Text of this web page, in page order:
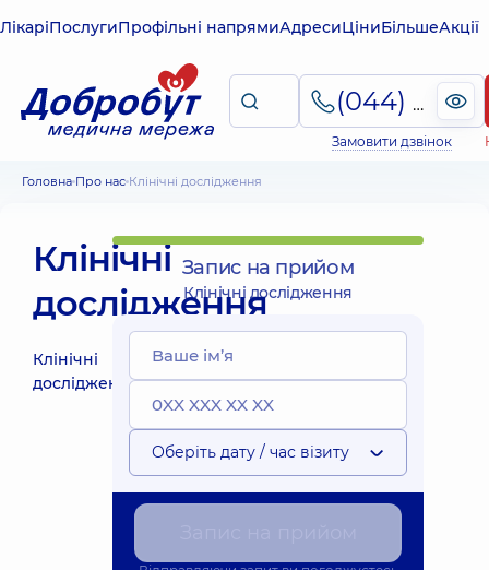
ЛікаріПослугиПрофільні напрямиАдресиЦіниБільшеАкції
(044) 495-2-888
Замовити дзвінок
Головна Про нас Клінічні дослідження
Клінічні
дослідження
Клінічні
дослідження
Запис на прийом
Клінічні дослідження
Оберіть дату / час візиту